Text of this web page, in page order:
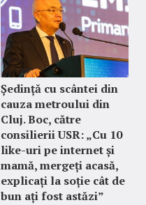
Ședință cu scântei din
cauza metroului din
Cluj. Boc, către
consilierii USR: „Cu 10
like-uri pe internet și
mamă, mergeți acasă,
explicați la soție cât de
bun ați fost astăzi”